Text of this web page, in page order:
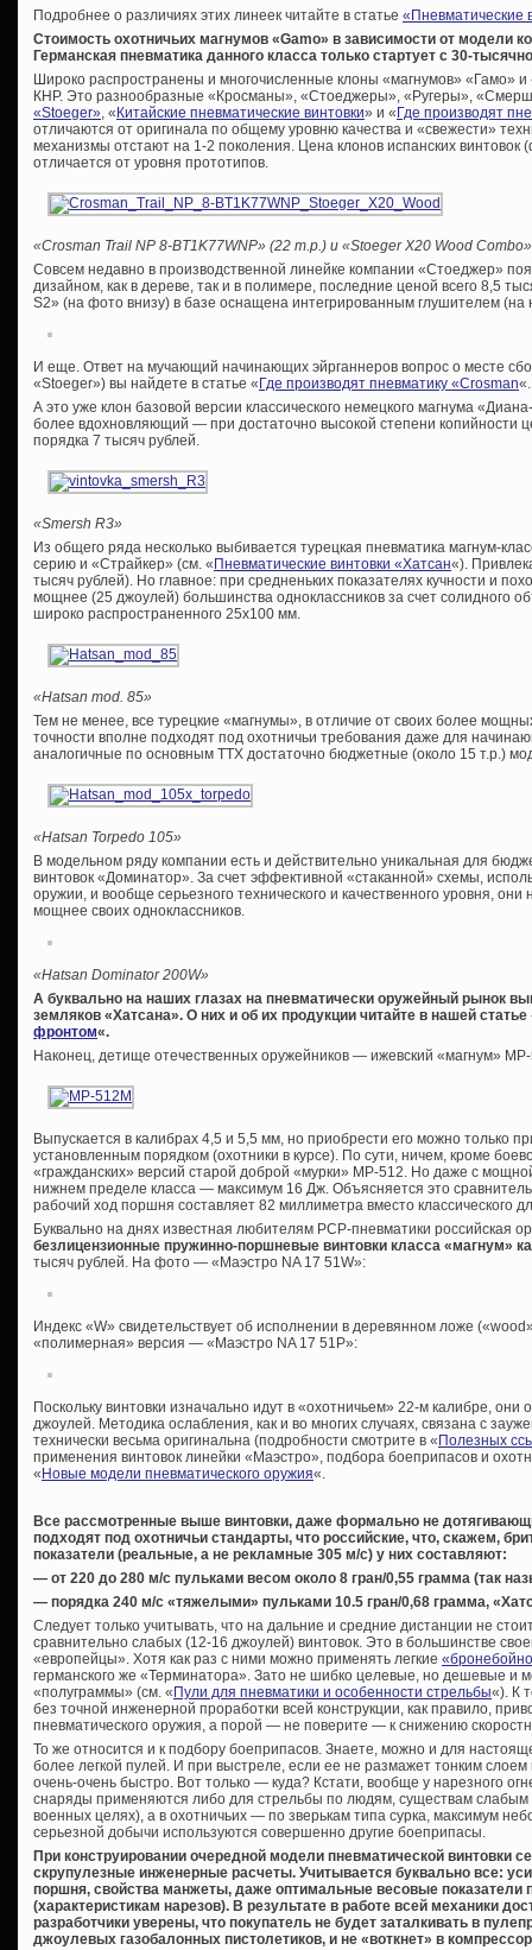
Подробнее о различиях этих линеек читайте в статье «Пневматические
Стоимость охотничьих магнумов «Gamo» в зависимости от модели
Германская пневматика данного класса только стартует с 30-
Широко распространены и многочисленные клоны «магнумов» «Гамо»
КНР. Это разнообразные «Кросманы», «Стоеджеры», «Ругеры»,
«Stoeger», « Китайские пневматические винтовки» и « Где производят
отличаются от оригинала по общему уровню качества и «свежести»
механизмы отстают на 1-2 поколения. Цена клонов испанских винтовок
отличается от уровня прототипов.
«Crosman Trail NP 8-BT1K77WNP» (22 т.р.) и «Stoeger X20 Wood
Совсем недавно в производственной линейке компании «Стоеджер»
дизайном, как в дереве, так и в полимере, последние ценой всего 8,5
S2» (на фото внизу) в базе оснащена интегрированным глушителем
И еще. Ответ на мучающий начинающих эйрганнеров вопрос о месте
«Stoeger») вы найдете в статье « Где производят пневматику «Crosman«.
А это уже клон базовой версии классического немецкого магнума
более вдохновляющий — при достаточно высокой степени копийности
порядка 7 тысяч рублей.
«Smersh R3»
Из общего ряда несколько выбивается турецкая пневматика магнум-
серию и «Страйкер» (см. « Пневматические винтовки «Хатсан«).
тысяч рублей). Но главное: при средненьких показателях кучности и
мощнее (25 джоулей) большинства одноклассников за счет солидного
широко распространенного 25х100 мм.
«Hatsan mod. 85»
Тем не менее, все турецкие «магнумы», в отличие от своих более
точности вполне подходят под охотничьи требования даже для
аналогичные по основным ТТХ достаточно бюджетные (около 15 т.р.)
«Hatsan Torpedo 105»
В модельном ряду компании есть и действительно уникальная для
винтовок «Доминатор». За счет эффективной «стаканной» схемы,
оружии, и вообще серьезного технического и качественного уровня,
мощнее своих одноклассников.
«Hatsan Dominator 200W»
А буквально на наших глазах на пневматически оружейный рынок
земляков «Хатсана». О них и об их продукции читайте в нашей статье
фронтом«.
Наконец, детище отечественных оружейников — ижевский «магнум»
Выпускается в калибрах 4,5 и 5,5 мм, но приобрести его можно только
установленным порядком (охотники в курсе). По сути, ничем, кроме
«гражданских» версий старой доброй «мурки» МР-512. Но даже с
нижнем пределе класса — максимум 16 Дж. Объясняется это
рабочий ход поршня составляет 82 миллиметра вместо классического
Буквально на днях известная любителям PCP-пневматики российская
безлицензионные пружинно-поршневые винтовки класса «магнум»
тысяч рублей. На фото — «Маэстро NA 17 51W»:
Индекс «W» свидетельствует об исполнении в деревянном ложе
«полимерная» версия — «Маэстро NA 17 51P»:
Поскольку винтовки изначально идут в «охотничьем» 22-м калибре,
джоулей. Методика ослабления, как и во многих случаях, связана с
технически весьма оригинальна (подробности смотрите в « Полезных
применения винтовок линейки «Маэстро», подбора боеприпасов и
« Новые модели пневматического оружия«.
Все рассмотренные выше винтовки, даже формально не
подходят под охотничьи стандарты, что российские, что, скажем,
показатели (реальные, а не рекламные 305 м/с) у них составляют:
— от 220 до 280 м/с пульками весом около 8 гран/0,55 грамма (так
— порядка 240 м/с «тяжелыми» пульками 10.5 гран/0,68 грамма,
Следует только учитывать, что на дальние и средние дистанции не
сравнительно слабых (12-16 джоулей) винтовок. Это в большинстве
«европейцы». Хотя как раз с ними можно применять легкие
германского же «Терминатора». Зато не шибко целевые, но дешевые и
«полуграммы» (см. « Пули для пневматики и особенности стрельбы«). К
без точной инженерной проработки всей конструкции, как правило,
пневматического оружия, а порой — не поверите — к снижению
То же относится и к подбору боеприпасов. Знаете, можно и для
более легкой пулей. И при выстреле, если ее не размажет тонким
очень-очень быстро. Вот только — куда? Кстати, вообще у нарезного
снаряды применяются либо для стрельбы по людям, существам слабым
военных целях), а в охотничьих — по зверькам типа сурка, максимум
серьезной добычи используются совершенно другие боеприпасы.
При конструировании очередной модели пневматической винтовки
скрупулезные инженерные расчеты. Учитывается буквально все:
поршня, свойства манжеты, даже оптимальные весовые показатели
(характеристикам нарезов). В результате в работе всей механики
разработчики уверены, что покупатель не будет заталкивать в
джоулевых газобалонных пистолетиков, и не «воткнет» в